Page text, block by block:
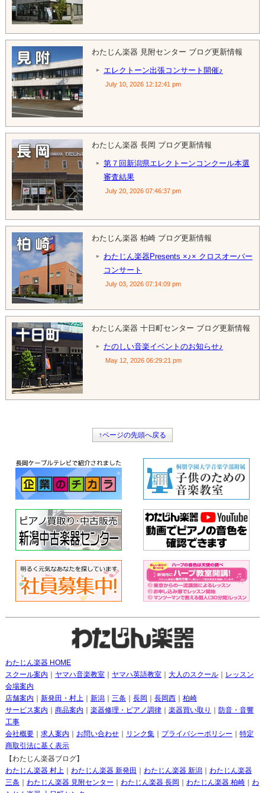
わたじん楽器 見附センター ブログ更新情報
エレクトーン出張コンサート開催♪
July 10, 2026 12:12:41 pm
わたじん楽器 長岡 ブログ更新情報
第７回新潟県エレクトーンコンクール本選
審査結果
July 20, 2026 07:46:37 pm
わたじん楽器 柏崎 ブログ更新情報
わたじん楽器Presents ×♪× クロスオーバー
コンサート
July 03, 2026 07:14:09 pm
わたじん楽器 十日町センター ブログ更新情報
たのしい音楽イベントのお知らせ♪
May 12, 2026 06:29:21 pm
↑ページの先頭へ戻る
わたじん楽器 HOME
スクール案内
ヤマハ音楽教室｜ ヤマハ英語教室｜ 大人のスクール｜ レッスン
会場案内
店舗案内
新発田・村上｜ 新潟｜ 三条 長岡 長岡西｜ 柏崎
サービス案内
商品案内 楽器修理・ピアノ調律｜ 楽器買い取り
防音・音響
工事
会社概要｜ 求人案内 お問い合わせ｜ リンク集｜ プライバシーポリシー
特定
商取引法に基く表示
【わたじん楽器ブログ】
わたじん楽器 村上｜ わたじん楽器 新発田 わたじん楽器 新潟｜ わたじん楽器
三条
わたじん楽器 見附センター わたじん楽器 長岡 わたじん楽器 柏崎｜ わ